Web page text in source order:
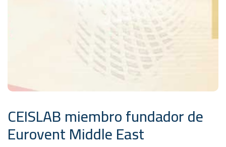
CEISLAB miembro fundador de
Eurovent Middle East